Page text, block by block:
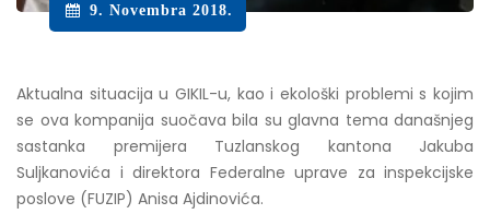
9. Novembra 2018.
Aktualna situacija u GIKIL-u, kao i ekološki problemi s kojim
se ova kompanija suočava bila su glavna tema današnjeg
sastanka premijera Tuzlanskog kantona Jakuba
Suljkanovića i direktora Federalne uprave za inspekcijske
poslove (FUZIP) Anisa Ajdinovića.